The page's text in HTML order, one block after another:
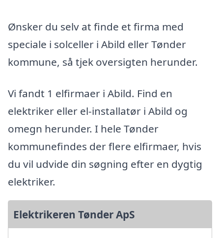
Ønsker du selv at finde et firma med
speciale i solceller i Abild eller Tønder
kommune, så tjek oversigten herunder.
Vi fandt 1 elfirmaer i Abild. Find en
elektriker eller el-installatør i Abild og
omegn herunder. I hele Tønder
kommunefindes der flere elfirmaer, hvis
du vil udvide din søgning efter en dygtig
elektriker.
Elektrikeren Tønder ApS